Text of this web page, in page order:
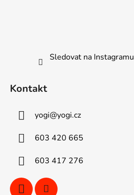
Sledovat na Instagramu
Kontakt
yogi@yogi.cz
603 420 665
603 417 276